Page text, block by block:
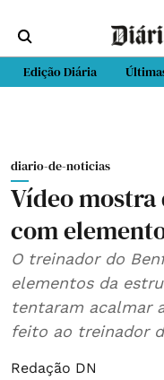
Edição Diária
diario-de-noticias
Vídeo mostra
com
O treinador do
elementos da
tentaram acalmar
feito ao treinador
Redação DN